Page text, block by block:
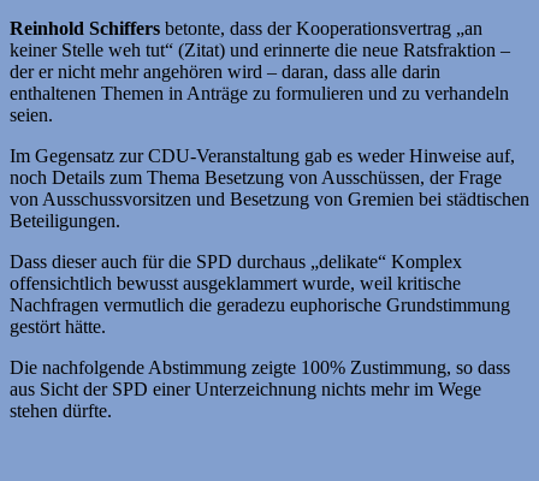
Reinhold Schiffers betonte, dass der Kooperationsvertrag „an
keiner Stelle weh tut“ (Zitat) und erinnerte die neue Ratsfraktion –
der er nicht mehr angehören wird – daran, dass alle darin
enthaltenen Themen in Anträge zu formulieren und zu verhandeln
seien.
Im Gegensatz zur CDU-Veranstaltung gab es weder Hinweise auf,
noch Details zum Thema Besetzung von Ausschüssen, der Frage
von Ausschussvorsitzen und Besetzung von Gremien bei städtischen
Beteiligungen.
Dass dieser auch für die SPD durchaus „delikate“ Komplex
offensichtlich bewusst ausgeklammert wurde, weil kritische
Nachfragen vermutlich die geradezu euphorische Grundstimmung
gestört hätte.
Die nachfolgende Abstimmung zeigte 100% Zustimmung, so dass
aus Sicht der SPD einer Unterzeichnung nichts mehr im Wege
stehen dürfte.